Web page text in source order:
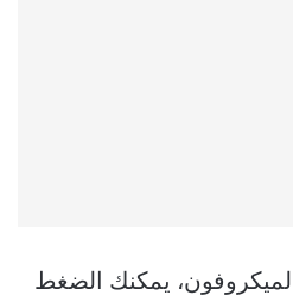
الميكروفون، يمكنك الضغط